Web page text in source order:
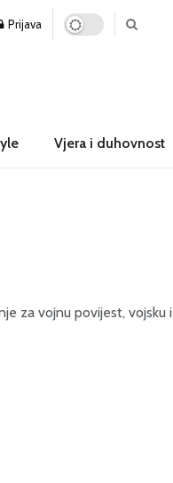
Prijava
Vjera i duhovnost
za vojnu povijest, vojsku i